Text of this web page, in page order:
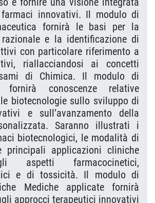
innovativi. Il modulo di
fornirà le basi per la
razionale e la identificazione di
con particolare riferimento a
riallacciandosi ai concetti
di Chimica. Il modulo di
fornirà conoscenze relative
biotecnologie sullo sviluppo di
e sull’avanzamento della
Saranno illustrati i
biotecnologici, le modalità di
principali applicazioni cliniche
aspetti farmacocinetici,
e di tossicità. Il modulo di
Mediche applicate fornirà
approcci terapeutici innovativi